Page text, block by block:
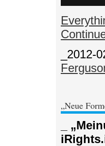
_2012-
„Neue
_